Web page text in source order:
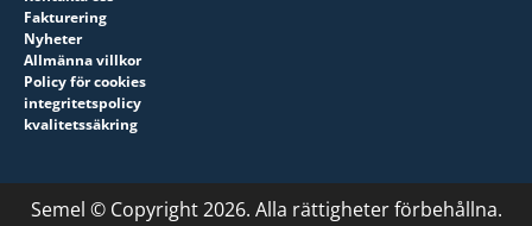
Fakturering
Nyheter
Allmänna villkor
Policy för cookies
integritetspolicy
kvalitetssäkring
Semel © Copyright 2026. Alla rättigheter förbehållna.